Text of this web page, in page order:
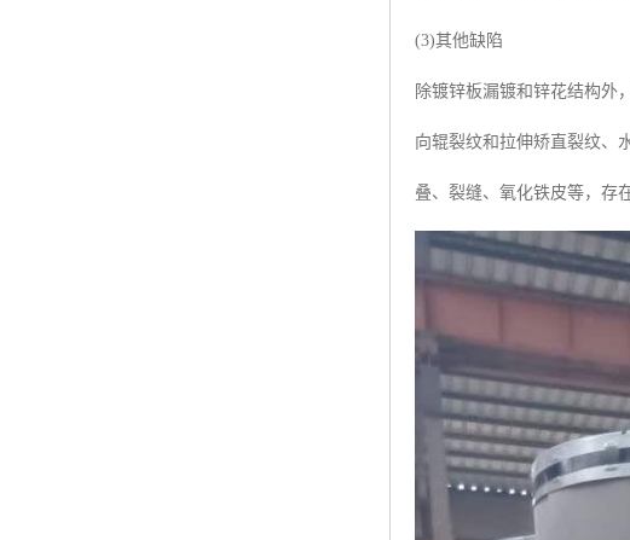
(3)其他缺陷
除镀锌板漏镀和锌花结构外
向辊裂纹和拉伸矫直裂纹、
叠、裂缝、氧化铁皮等，存